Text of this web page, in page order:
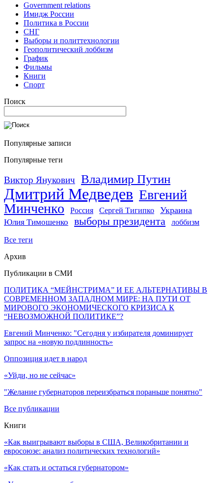
Government relations
Имидж России
Политика в России
СНГ
Выборы и политтехнологии
Геополитический лоббизм
График
Фильмы
Книги
Спорт
Поиск
Популярные записи
Популярные теги
Виктор Янукович Владимир Путин
Дмитрий Медведев Евгений
Минченко
Россия Сергей Тигипко Украина
Юлия Тимошенко выборы президента лоббизм
Все теги
Архив
Публикации в СМИ
ПОЛИТИКА “МЕЙНСТРИМА” И ЕЕ АЛЬТЕРНАТИВЫ В
СОВРЕМЕННОМ ЗАПАДНОМ МИРЕ: НА ПУТИ ОТ
МИРОВОГО ЭКОНОМИЧЕСКОГО КРИЗИСА К
“НЕВОЗМОЖНОЙ ПОЛИТИКЕ”?
Евгений Минченко: "Сегодня у избирателя доминирует
запрос на «новую подлинность»
Оппозиция идет в народ
«Уйди, но не сейчас»
"Желание губернаторов переизбраться пораньше понятно"
Все публикации
Книги
«Как выигрывают выборы в США, Великобритании и
евросоюзе: анализ политических технологий»
«Как стать и остаться губернатором»